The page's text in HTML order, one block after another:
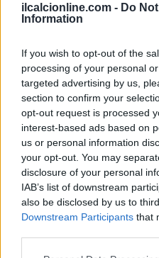
ilcalcionline.com - Do
Information
If you wish to opt-out of the
processing of your personal
targeted advertising by us,
section to confirm your
opt-out request is processed
interest-based ads based on
us or personal information
your opt-out. You may
disclosure of your personal
IAB’s list of downstream
also be disclosed by us to
Downstream Participants that